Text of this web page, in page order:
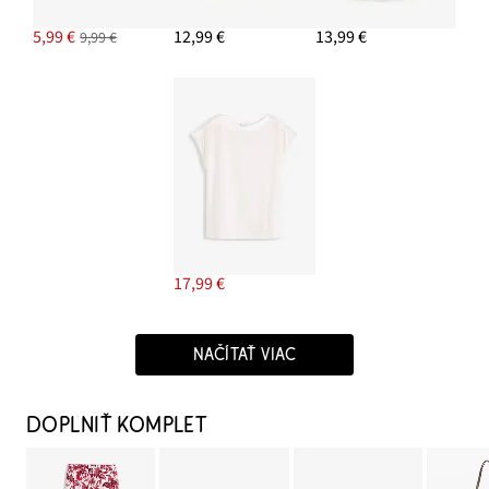
5,99 € 9,99 € 12,99 € 13,99 €
17,99 €
NAČÍTAŤ VIAC
DOPLNIŤ KOMPLET